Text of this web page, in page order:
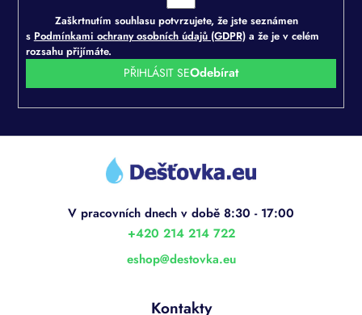
Zaškrtnutím souhlasu potvrzujete, že jste seznámen
s Podmínkami ochrany osobních údajů (GDPR)a že je v celém
rozsahu přijímáte.
PŘIHLÁSIT SE
Z
eshop@destovka.eu
+420 214 214 722
Kontakty